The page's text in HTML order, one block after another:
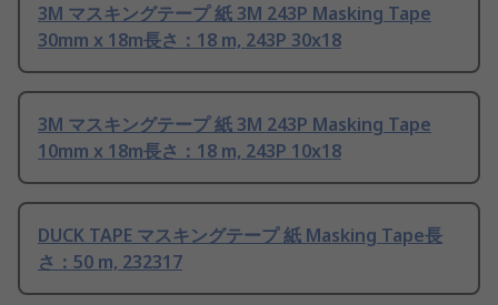
3M マスキングテープ 紙 3M 243P Masking Tape
30mm x 18m長さ：18 m, 243P 30x18
3M マスキングテープ 紙 3M 243P Masking Tape
10mm x 18m長さ：18 m, 243P 10x18
DUCK TAPE マスキングテープ 紙 Masking Tape長
さ：50 m, 232317